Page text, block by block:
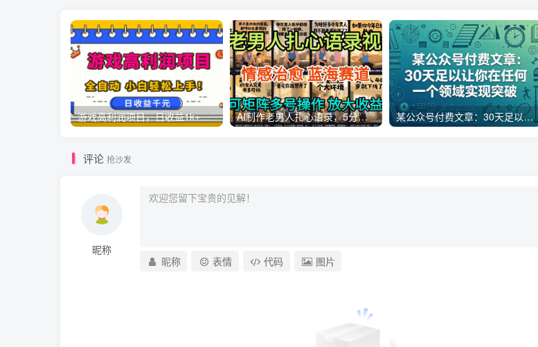
游戏高利润项目，日收益1k+，全自动，无需值守，解放双手，小白轻松上手【揭秘】 AI制作老男人扎心语录，5分钟一条，操作简单，流量非常大，保姆级教程 某公众号付费文章：30天足以让你在任何一个领域实现突破
评论 抢沙发
昵称
昵称 表情 代码 图片